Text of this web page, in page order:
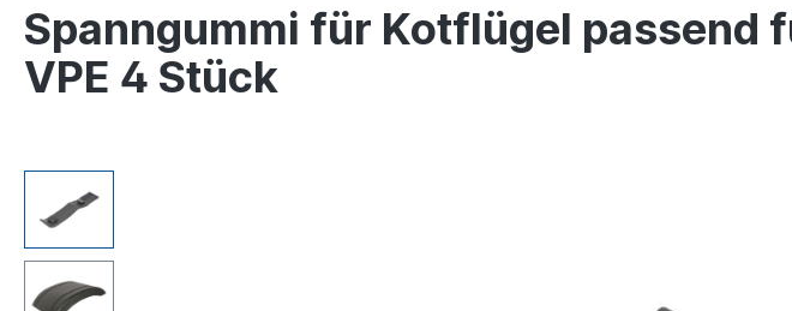
Spanngummi für Kotflügel passend
VPE 4 Stück